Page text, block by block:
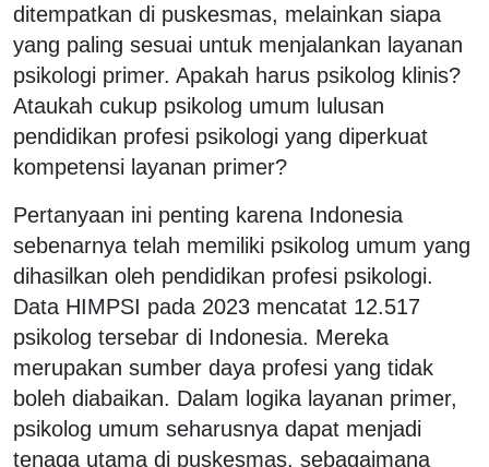
ditempatkan di puskesmas, melainkan siapa
yang paling sesuai untuk menjalankan layanan
psikologi primer. Apakah harus psikolog klinis?
Ataukah cukup psikolog umum lulusan
pendidikan profesi psikologi yang diperkuat
kompetensi layanan primer?
Pertanyaan ini penting karena Indonesia
sebenarnya telah memiliki psikolog umum yang
dihasilkan oleh pendidikan profesi psikologi.
Data HIMPSI pada 2023 mencatat 12.517
psikolog tersebar di Indonesia. Mereka
merupakan sumber daya profesi yang tidak
boleh diabaikan. Dalam logika layanan primer,
psikolog umum seharusnya dapat menjadi
tenaga utama di puskesmas, sebagaimana